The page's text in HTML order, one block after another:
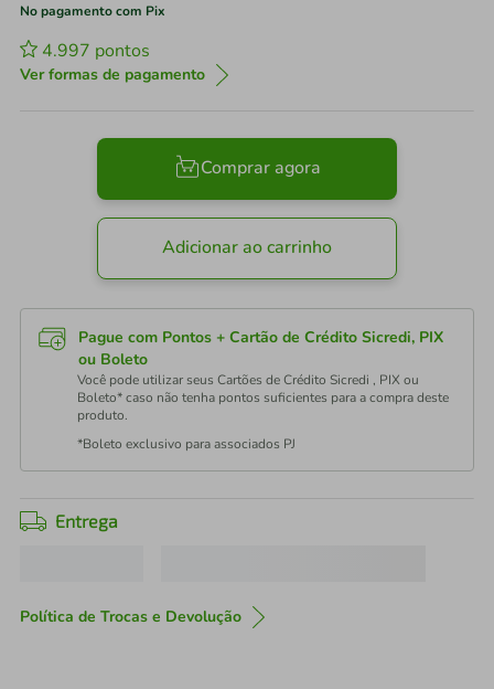
No pagamento com Pix
4.997 pontos
Ver formas de pagamento
Comprar agora
Adicionar ao carrinho
Pague com Pontos + Cartão de Crédito Sicredi, PIX
ou Boleto
Você pode utilizar seus Cartões de Crédito Sicredi , PIX ou
Boleto* caso não tenha pontos suficientes para a compra deste
produto.
*Boleto exclusivo para associados PJ
Entrega
Política de Trocas e Devolução